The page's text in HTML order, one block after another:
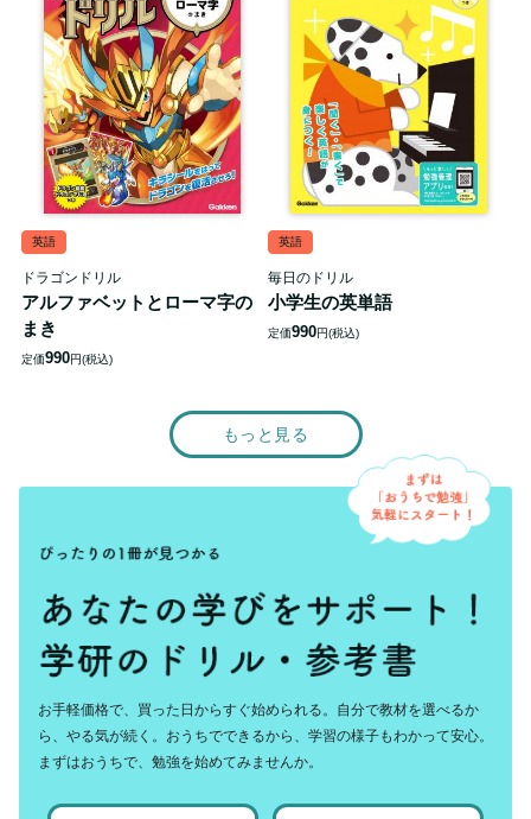
英語
ドラゴンドリル
アルファベットとローマ字の
まき
定価990円(税込)
英語
毎日のドリル
小学生の英単語
定価990円(税込)
もっと見る
お手軽価格で、買った日からすぐ始められる。自分で教材を選べるか
ら、やる気が続く。おうちでできるから、学習の様子もわかって安心。
まずはおうちで、勉強を始めてみませんか。